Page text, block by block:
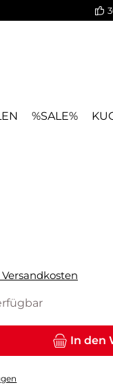
%SALE%
Wert ein oder
In den